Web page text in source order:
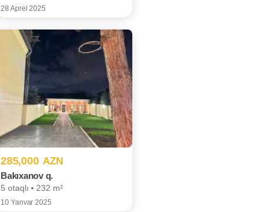
28 Aprel 2025
285,000 AZN
Bakıxanov q.
5 otaqlı ⦁ 232 m²
10 Yanvar 2025